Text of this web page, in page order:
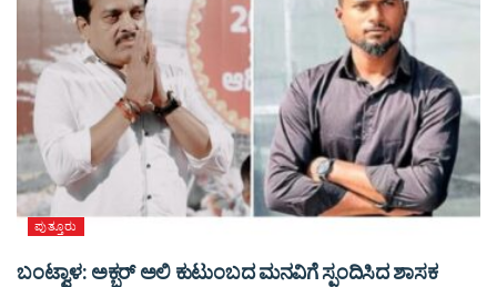
ಪುತ್ತೂರು
ಬಂಟ್ವಾಳ: ಅಕ್ಬರ್ ಅಲಿ ಕುಟುಂಬದ ಮನವಿಗೆ ಸ್ಪಂದಿಸಿದ ಶಾಸಕ